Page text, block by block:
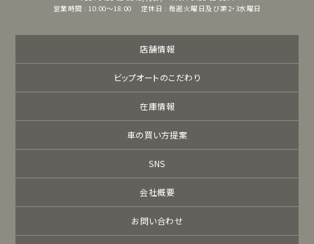
営業時間 : 10:00～18:00
定休日 : 毎週火曜日及び第2・3水曜日
店舗情報
ビップオートのこだわり
在庫情報
車の買い方提案
SNS
会社概要
お問い合わせ